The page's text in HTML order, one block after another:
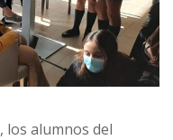
, los alumnos del